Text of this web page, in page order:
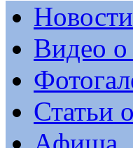
Видео
Статьи